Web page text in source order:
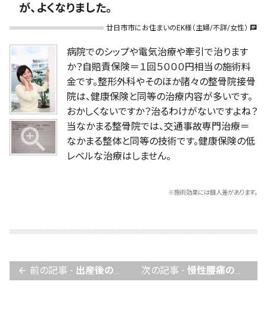
が、よくなりました。
廿日市市にお住まいのEK様（主婦/不詳/女性） chat
病院でのシップや電気治療や牽引で治ります
か？自賠責保険＝１回５０００円相当の施術料
金です。整形外科やそのほか諸々の整骨院接骨
院は、健康保険と同等の治療内容が多いです。
おかしくないですか？治るわけがないですよね？
当なかまる整骨院では、交通事故専門治療＝
なかまる整体と同等の技術です。健康保険の低
レベルな治療はしません。
※施術効果には個人差があります。
arrow_back 前の記事 - 出産後の重度の肩こり、寝違えたり動けなくなったり首筋がピ－ンと張るがよくなりました。 次の記事 - 慢性腰痛の上に、交通事故で腰痛が悪化しましたが、専門治療で仕事が続けられます！